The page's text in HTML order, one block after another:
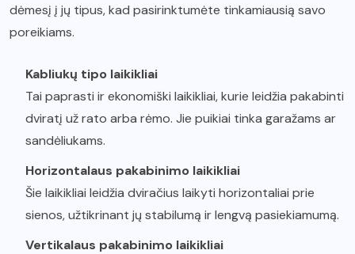
dėmesį į jų tipus, kad pasirinktumėte tinkamiausią savo
poreikiams.
Kabliukų tipo laikikliai
Tai paprasti ir ekonomiški laikikliai, kurie leidžia pakabinti
dviratį už rato arba rėmo. Jie puikiai tinka garažams ar
sandėliukams.
Horizontalaus pakabinimo laikikliai
Šie laikikliai leidžia dviračius laikyti horizontaliai prie
sienos, užtikrinant jų stabilumą ir lengvą pasiekiamumą.
Vertikalaus pakabinimo laikikliai